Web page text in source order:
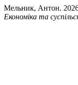
Мельник, Антон.
Економіка та